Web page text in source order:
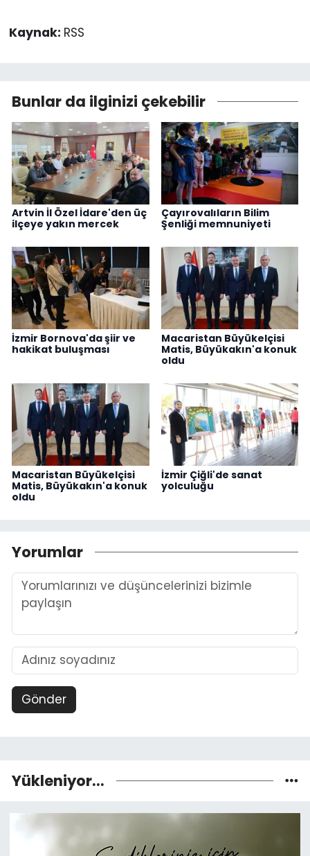
Kaynak: RSS
Bunlar da ilginizi çekebilir
Artvin İl Özel İdare'den üç
ilçeye yakın mercek
Çayırovalıların Bilim
Şenliği memnuniyeti
İzmir Bornova'da şiir ve
hakikat buluşması
Macaristan Büyükelçisi
Matis, Büyükakın'a konuk
oldu
Macaristan Büyükelçisi
Matis, Büyükakın'a konuk
oldu
İzmir Çiğli'de sanat
yolculuğu
Yorumlar
Gönder
Yükleniyor...